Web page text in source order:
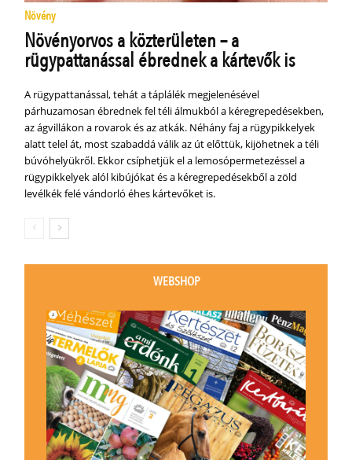
Növény
Növényorvos a közterületen – a
rügypattanással ébrednek a kártevők is
A rügypattanással, tehát a táplálék megjelenésével
párhuzamosan ébrednek fel téli álmukból a kéregrepedésekben,
az ágvillákon a rovarok és az atkák. Néhány faj a rügypikkelyek
alatt telel át, most szabaddá válik az út előttük, kijöhetnek a téli
búvóhelyükről. Ekkor csíphetjük el a lemosópermetezéssel a
rügypikkelyek alól kibújókat és a kéregrepedésekből a zöld
levélkék felé vándorló éhes kártevőket is.
WEBSHOP